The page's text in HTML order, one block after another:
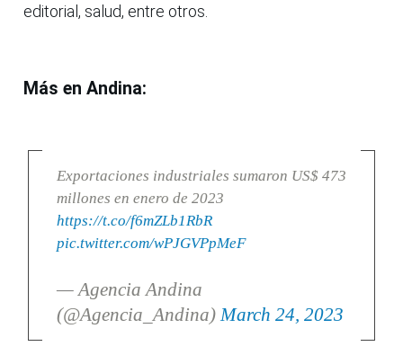
editorial, salud, entre otros.
Más en Andina:
Exportaciones industriales sumaron US$ 473
millones en enero de 2023
https://t.co/f6mZLb1RbR
pic.twitter.com/wPJGVPpMeF
— Agencia Andina
(@Agencia_Andina) March 24, 2023